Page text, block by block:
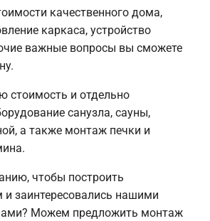
качественного дома,
каркаса, устройство
важные вопросы вы сможете
стоимость и отдельно
санузла, сауны,
а также монтаж печки и
чтобы построить
заинтересовались нашими
Можем предложить монтаж